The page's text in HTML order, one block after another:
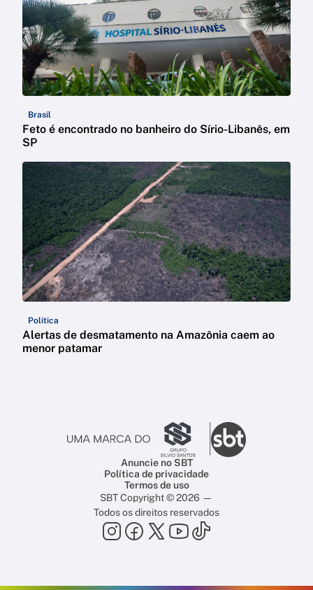
Brasil
Feto é encontrado no banheiro do Sírio-Libanês, em
SP
Política
Alertas de desmatamento na Amazônia caem ao
menor patamar
Anuncie no SBT
Política de privacidade
Termos de uso
SBT Copyright © 2026 —
Todos os direitos reservados